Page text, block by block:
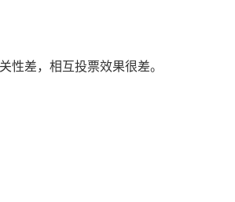
性差，相互投票效果很差。